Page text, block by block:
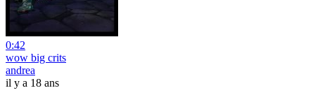
0:42
wow big crits
andrea
il y a 18 ans